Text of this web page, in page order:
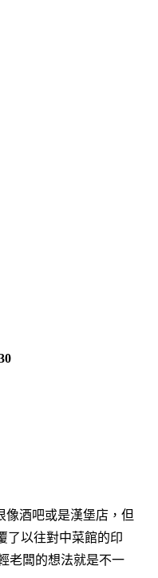
像酒吧或是漢堡店，但
了以往對中菜館的印
老闆的想法就是不一